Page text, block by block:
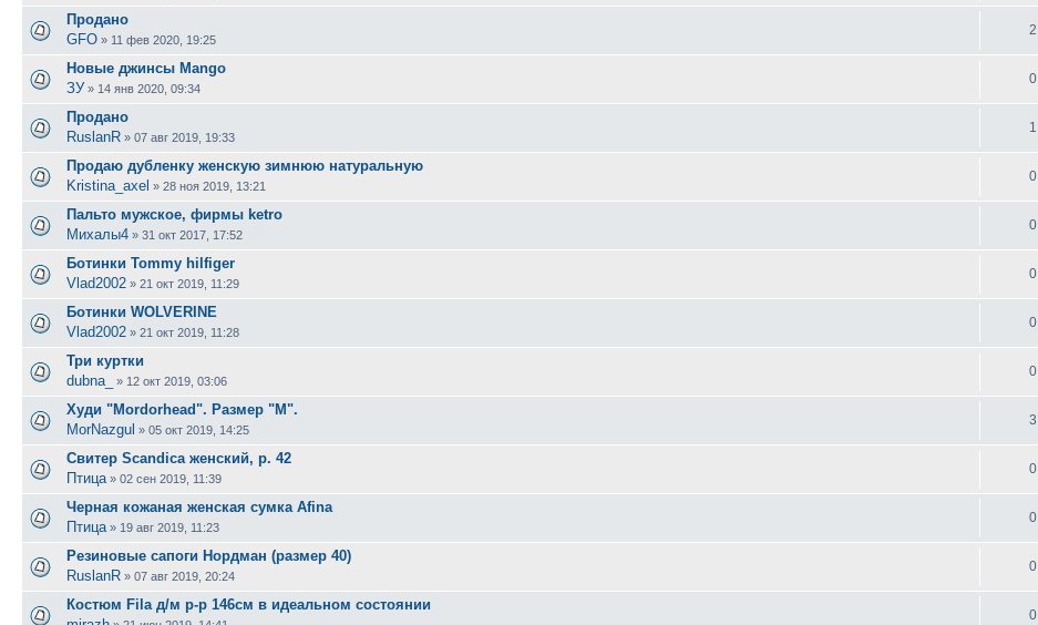
Продано
GFO » 11 фев 2020, 19:25
2
Новые джинсы Mango
ЗУ » 14 янв 2020, 09:34
0
Продано
RuslanR » 07 авг 2019, 19:33
1
Продаю дубленку женскую зимнюю натуральную
Kristina_axel » 28 ноя 2019, 13:21
0
Пальто мужское, фирмы ketro
Михалы4 » 31 окт 2017, 17:52
0
Ботинки Tommy hilfiger
Vlad2002 » 21 окт 2019, 11:29
0
Ботинки WOLVERINE
Vlad2002 » 21 окт 2019, 11:28
0
Три куртки
dubna_
» 12 окт 2019, 03:06
0
Худи "Mordorhead". Размер "М".
MorNazgul » 05 окт 2019, 14:25
3
Свитер Scandica женский, р. 42
Птица » 02 сен 2019, 11:39
0
Черная кожаная женская сумка Afina
Птица » 19 авг 2019, 11:23
0
Резиновые сапоги Нордман (размер 40)
RuslanR » 07 авг 2019, 20:24
0
Костюм Fila д/м р-р 146см в идеальном состоянии
0